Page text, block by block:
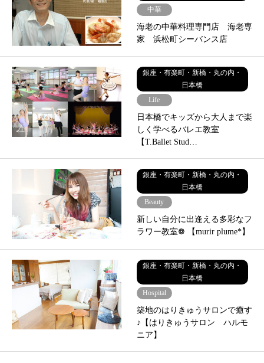
中華
海老の中華料理専門店 海老専
家 浜松町シーバンス店
銀座・有楽町・新橋・丸の内・
日本橋
Life
日本橋でキッズから大人まで楽
しく学べるバレエ教室
【T.Ballet Stud…
銀座・有楽町・新橋・丸の内・
日本橋
Beauty
新しい自分に出逢える多彩なフ
ラワー教室❁ 【murir plume*】
銀座・有楽町・新橋・丸の内・
日本橋
Hospital
築地のはりきゅうサロンで癒す
♪【はりきゅうサロン ハルモ
ニア】